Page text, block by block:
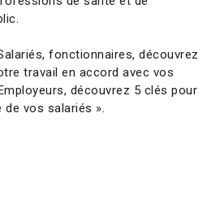
fonctionnaires, découvrez
travail en accord avec vos
découvrez 5 clés pour
de vos salariés ».